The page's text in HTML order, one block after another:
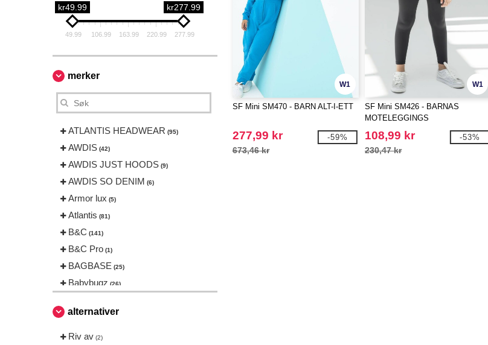
kr49.99 kr277.99
49.99 106.99 163.99 220.99 277.99
merker
ATLANTIS HEADWEAR (95)
AWDIS (42)
AWDIS JUST HOODS (9)
AWDIS SO DENIM (6)
Armor lux (5)
Atlantis (81)
B&C (141)
B&C Pro (1)
BAGBASE (25)
Babybugz (26)
Beechfield
Bella+Canvas
alternativer
Riv av (2)
W1
SF Mini SM470 - BARN ALT-I-ETT
277,99 kr
673,46 kr
-59%
W1
SF Mini SM426 - BARNAS
MOTELEGGINGS
108,99 kr
230,47 kr
-53%